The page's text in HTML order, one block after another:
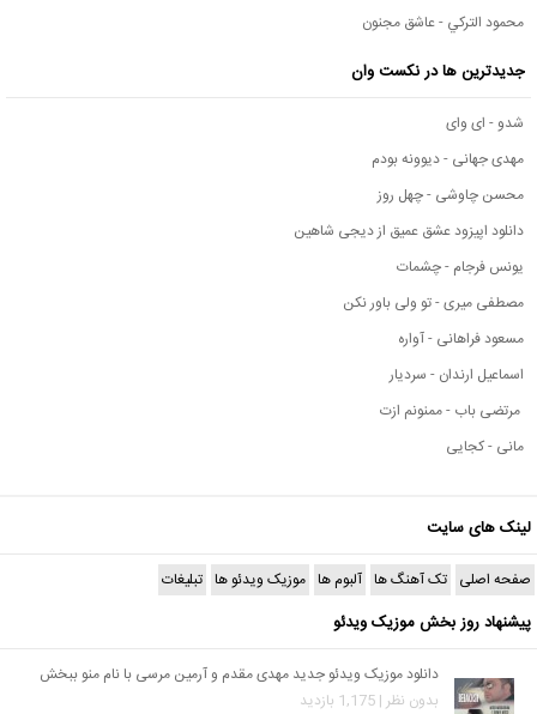
محمود التركي - عاشق مجنون
جدیدترین ها در نکست وان
شدو - ای وای
مهدی جهانی - دیوونه بودم
محسن چاوشی - چهل روز
دانلود اپیزود عشق عمیق از دیجی شاهین
یونس فرجام - چشمات
مصطفی میری - تو ولی باور نکن
مسعود فراهانی - آواره
اسماعیل ارندان - سردیار
مرتضی باب - ممنونم ازت
مانی - کجایی
لینک های سایت
صفحه اصلی تک آهنگ ها آلبوم ها موزیک ویدئو ها تبلیغات
پیشنهاد روز بخش موزیک ویدئو
دانلود موزیک ویدئو جدید مهدی مقدم و آرمین مرسی با نام منو ببخش
بدون نظر | 1,175 بازدید